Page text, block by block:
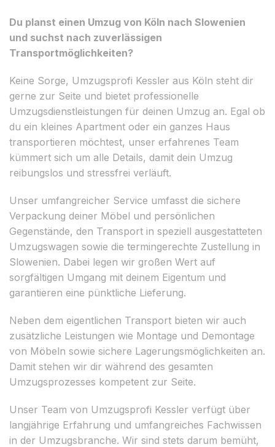
Du planst einen Umzug von Köln nach Slowenien
und suchst nach zuverlässigen
Transportmöglichkeiten?
Keine Sorge, Umzugsprofi Kessler aus Köln steht dir
gerne zur Seite und bietet professionelle
Umzugsdienstleistungen für deinen Umzug an. Egal ob
du ein kleines Apartment oder ein ganzes Haus
transportieren möchtest, unser erfahrenes Team
kümmert sich um alle Details, damit dein Umzug
reibungslos und stressfrei verläuft.
Unser umfangreicher Service umfasst die sichere
Verpackung deiner Möbel und persönlichen
Gegenstände, den Transport in speziell ausgestatteten
Umzugswagen sowie die termingerechte Zustellung in
Slowenien. Dabei legen wir großen Wert auf
sorgfältigen Umgang mit deinem Eigentum und
garantieren eine pünktliche Lieferung.
Neben dem eigentlichen Transport bieten wir auch
zusätzliche Leistungen wie Montage und Demontage
von Möbeln sowie sichere Lagerungsmöglichkeiten an.
Damit stehen wir dir während des gesamten
Umzugsprozesses kompetent zur Seite.
Unser Team von Umzugsprofi Kessler verfügt über
langjährige Erfahrung und umfangreiches Fachwissen
in der Umzugsbranche. Wir sind stets darum bemüht,